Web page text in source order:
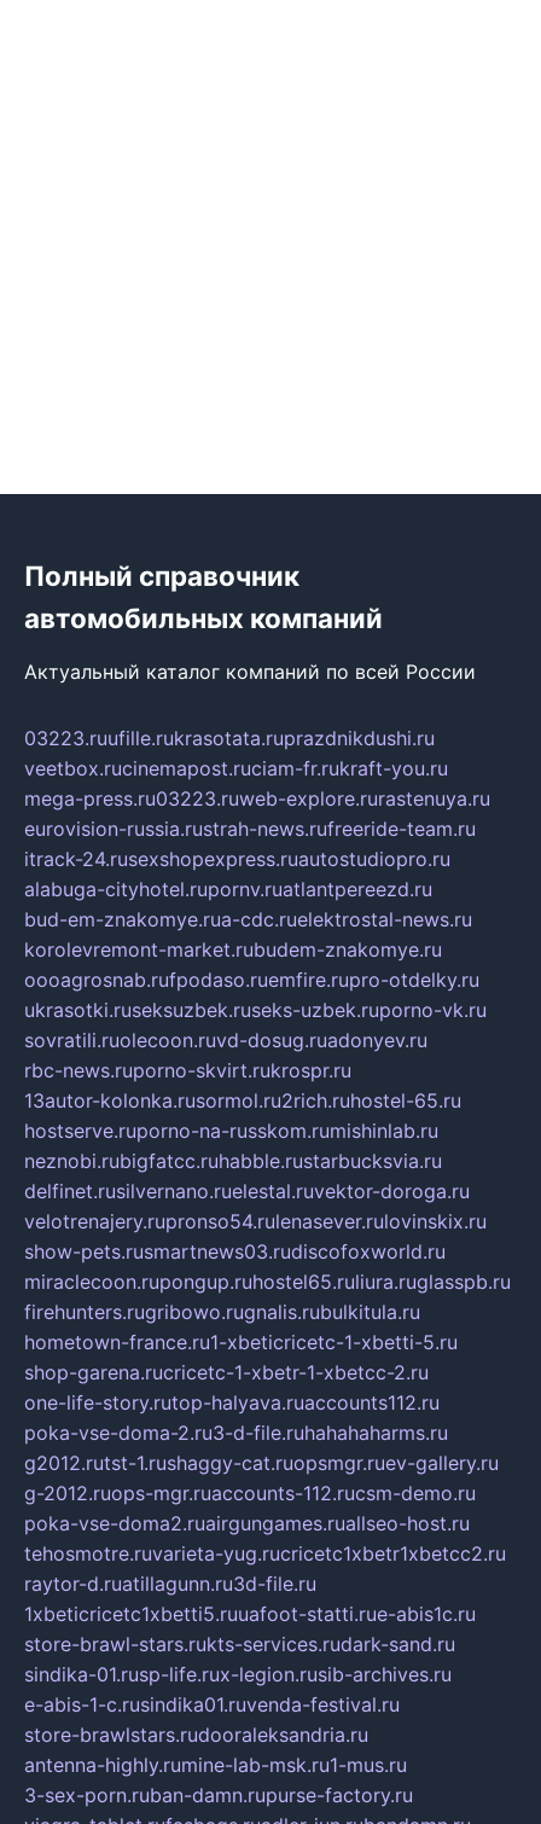
Полный справочник
автомобильных компаний
Актуальный каталог компаний по всей России
03223.ruufille.rukrasotata.ruprazdnikdushi.ru
veetbox.rucinemapost.ruciam-fr.rukraft-you.ru
mega-press.ru03223.ruweb-explore.rurastenuya.ru
eurovision-russia.rustrah-news.rufreeride-team.ru
itrack-24.rusexshopexpress.ruautostudiopro.ru
alabuga-cityhotel.rupornv.ruatlantpereezd.ru
bud-em-znakomye.rua-cdc.ruelektrostal-news.ru
korolevremont-market.rubudem-znakomye.ru
oooagrosnab.rufpodaso.ruemfire.rupro-otdelky.ru
ukrasotki.ruseksuzbek.ruseks-uzbek.ruporno-vk.ru
sovratili.ruolecoon.ruvd-dosug.ruadonyev.ru
rbc-news.ruporno-skvirt.rukrospr.ru
13autor-kolonka.rusormol.ru2rich.ruhostel-65.ru
hostserve.ruporno-na-russkom.rumishinlab.ru
neznobi.rubigfatcc.ruhabble.rustarbucksvia.ru
delfinet.rusilvernano.ruelestal.ruvektor-doroga.ru
velotrenajery.rupronso54.rulenasever.rulovinskix.ru
show-pets.rusmartnews03.rudiscofoxworld.ru
miraclecoon.rupongup.ruhostel65.ruliura.ruglasspb.ru
firehunters.rugribowo.rugnalis.rubulkitula.ru
hometown-france.ru1-xbeticricetc-1-xbetti-5.ru
shop-garena.rucricetc-1-xbetr-1-xbetcc-2.ru
one-life-story.rutop-halyava.ruaccounts112.ru
poka-vse-doma-2.ru3-d-file.ruhahahaharms.ru
g2012.rutst-1.rushaggy-cat.ruopsmgr.ruev-gallery.ru
g-2012.ruops-mgr.ruaccounts-112.rucsm-demo.ru
poka-vse-doma2.ruairgungames.ruallseo-host.ru
tehosmotre.ruvarieta-yug.rucricetc1xbetr1xbetcc2.ru
raytor-d.ruatillagunn.ru3d-file.ru
1xbeticricetc1xbetti5.ruuafoot-statti.rue-abis1c.ru
store-brawl-stars.rukts-services.rudark-sand.ru
sindika-01.rusp-life.rux-legion.rusib-archives.ru
e-abis-1-c.rusindika01.ruvenda-festival.ru
store-brawlstars.rudooraleksandria.ru
antenna-highly.rumine-lab-msk.ru1-mus.ru
3-sex-porn.ruban-damn.rupurse-factory.ru